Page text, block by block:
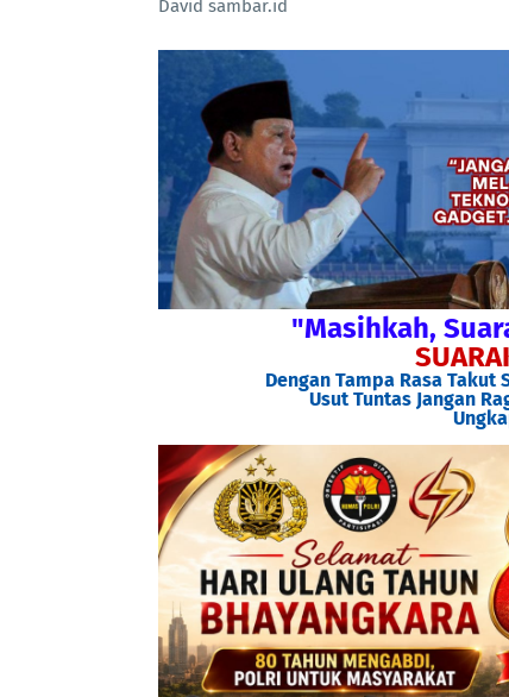
David sambar.id
"Masihkah,
Dengan Tampa Rasa
Usut Tuntas Jangan